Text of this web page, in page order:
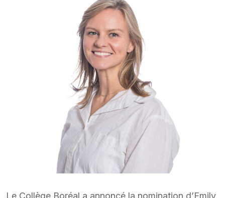
Le Collège Boréal a annoncé la nomination d’Emily